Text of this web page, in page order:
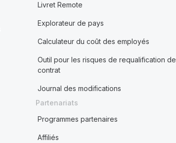
Livret Remote
Explorateur de pays
Calculateur du coût des employés
Outil pour les risques de requalification de
contrat
Journal des modifications
Partenariats
Programmes partenaires
Affiliés